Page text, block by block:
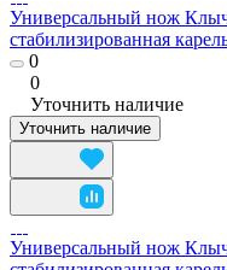
Универсальный нож
стабилизированная
0
0
Уточнить наличие
Уточнить наличие
Универсальный нож